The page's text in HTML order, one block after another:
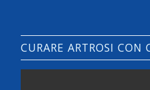
CURARE ARTROSI CON